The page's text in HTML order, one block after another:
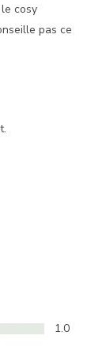
cosy
pas ce
1.0